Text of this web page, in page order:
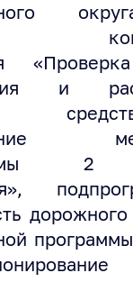
и
2